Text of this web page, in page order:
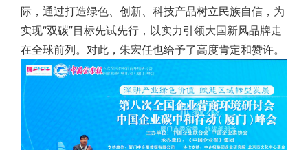
际，通过打造绿色、创新、科技产品树立民族自信，为
实现“双碳”目标先试先行，以实力引领大国新风品牌走
在全球前列。对此，朱宏任也给予了高度肯定和赞许。